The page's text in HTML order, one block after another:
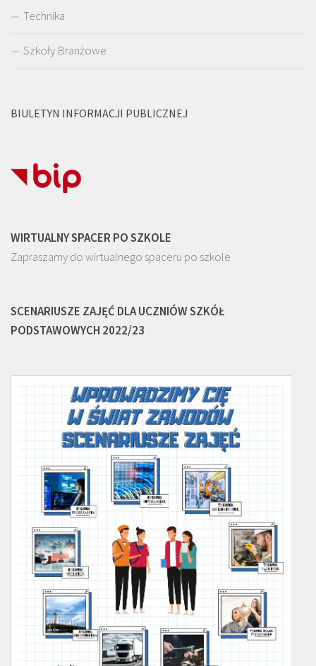
Technika
Szkoły Branżowe
BIULETYN INFORMACJI PUBLICZNEJ
WIRTUALNY SPACER PO SZKOLE
Zapraszamy do wirtualnego spaceru po szkole
SCENARIUSZE ZAJĘĆ DLA UCZNIÓW SZKÓŁ
PODSTAWOWYCH 2022/23